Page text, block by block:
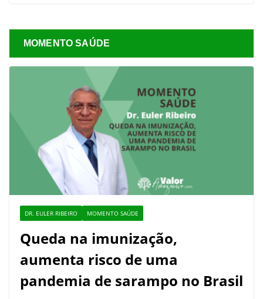
MOMENTO SAÚDE
DR. EULER RIBEIRO MOMENTO SAÚDE
Queda na imunização,
aumenta risco de uma
pandemia de sarampo no Brasil